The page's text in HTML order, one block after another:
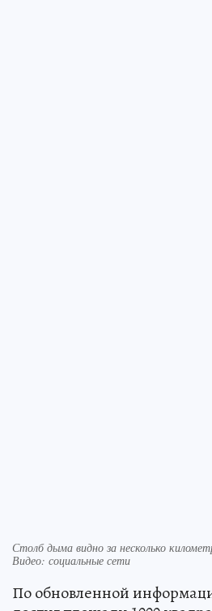
Столб дыма видно за несколько
Видео: социальные сети
По обновленной